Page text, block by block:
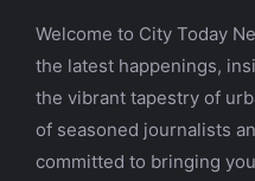
Welcome to City Today
the latest happenings,
the vibrant tapestry of
of seasoned journalists
committed to bringing